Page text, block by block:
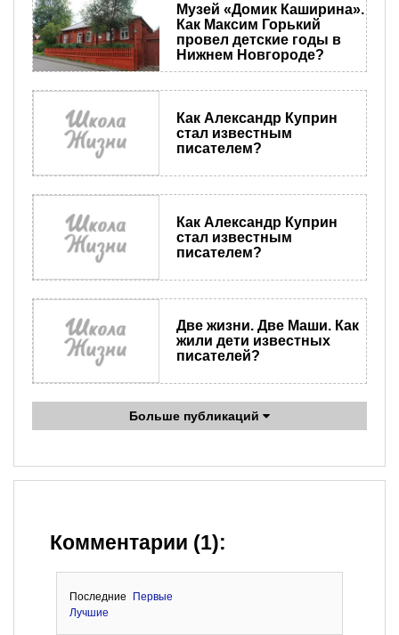
Музей «Домик Каширина».
Как Максим Горький
провел детские годы в
Нижнем Новгороде?
Как Александр Куприн
стал известным
писателем?
Как Александр Куприн
стал известным
писателем?
Две жизни. Две Маши. Как
жили дети известных
писателей?
Больше публикаций
Комментарии (1):
Последние
Первые
Лучшие